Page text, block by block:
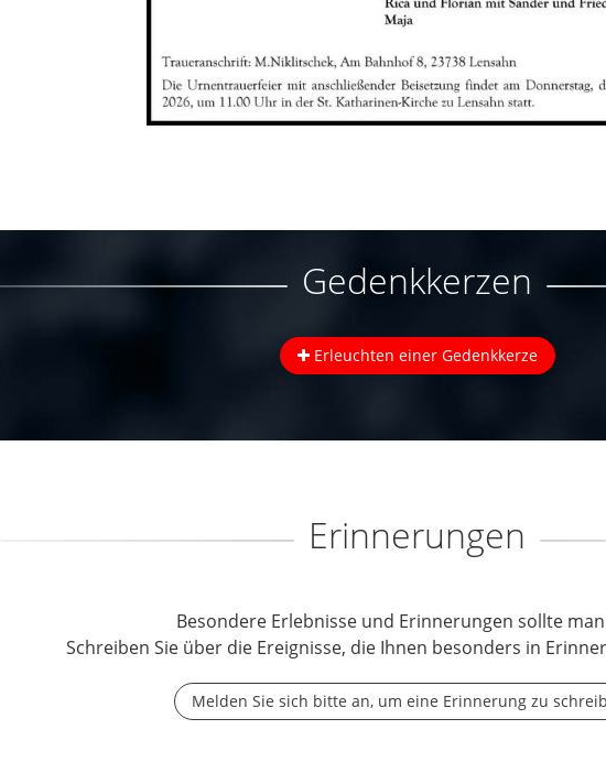
Gedenkkerzen
Erleuchten einer Gedenkkerze
Erinnerungen
Besondere Erlebnisse und Erinnerungen sollte
Schreiben Sie über die Ereignisse, die Ihnen besonders in
Melden Sie sich bitte an, um eine Erinnerung zu